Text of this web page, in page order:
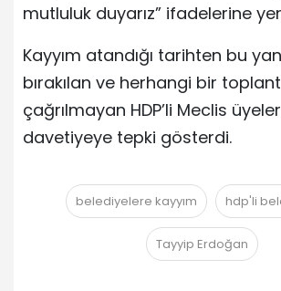
mutluluk duyarız” ifadelerine
Kayyım atandığı tarihten bu
bırakılan ve herhangi bir
çağrılmayan HDP’li Meclis
davetiyeye tepki gösterdi.
belediyelere kayyım hdp'li
Tayyip Erdoğan